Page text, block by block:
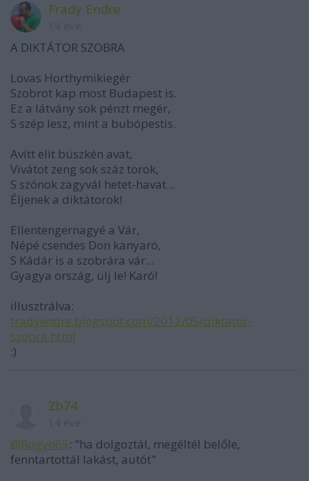
Frady Endre
A DIKTÁTOR SZOBRA
Lovas Horthymikiegér
Szobrot kap most Budapest is.
Ez a látvány sok pénzt megér,
S szép lesz, mint a bubópestis.
Avítt elit büszkén avat,
Vivátot zeng sok száz torok,
S szónok zagyvál hetet-havat...
Éljenek a diktátorok!
Ellentengernagyé a Vár,
Népé csendes Don kanyaró,
S Kádár is a szobrára vár...
Gyagya ország, ülj le! Karó!
illusztrálva:
fradyendre.blogspot.com/2012/05/diktator-
szobra.html
:)
Zb74
@Bogyo65: "ha dolgoztál, megéltél belőle,
fenntartottál lakást, autót"